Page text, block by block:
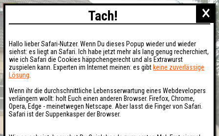
×
Tach!
Hallo lieber Safari-Nutzer. Wenn Du dieses Popup wieder und wieder
siehst: es liegt an Safari. Ich habe jetzt mehr als lang genug recherchiert,
wie ich Safari die Cookies häppchengerecht und als Extrawurst
zuspielen kann. Experten im Internet meinen: es gibt keine zuverlässige
Lösung
Wenn ihr die durchschnittliche Lebensserwartung eines Webdevelopers
verlängern wollt: holt Euch einen anderen Browser. Firefox, Chrome,
Opera, Edge - meinetwegen Netscape. Aber lasst die Finger von Safari.
Safari ist der Suppenkasper der Browser.